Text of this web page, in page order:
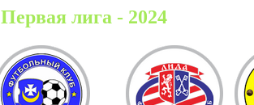
Первая лига - 2024